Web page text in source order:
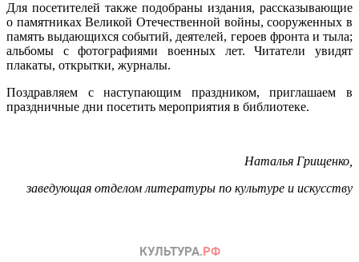
Для посетителей также подобраны издания, рассказывающие
о памятниках Великой Отечественной войны, сооруженных в
память выдающихся событий, деятелей, героев фронта и тыла;
альбомы с фотографиями военных лет. Читатели увидят
плакаты, открытки, журналы.
Поздравляем с наступающим праздником, приглашаем в
праздничные дни посетить мероприятия в библиотеке.
Наталья Грищенко,
заведующая отделом литературы по культуре и искусству